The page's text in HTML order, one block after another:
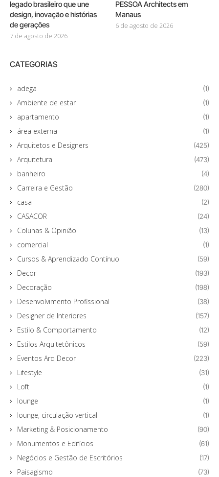
legado brasileiro que une
design, inovação e histórias
de gerações
7 de agosto de 2026
PESSOA Architects em
Manaus
6 de agosto de 2026
CATEGORIAS
adega (1)
Ambiente de estar (1)
apartamento (1)
área externa (1)
Arquitetos e Designers (425)
Arquitetura (473)
banheiro (4)
Carreira e Gestão (280)
casa (2)
CASACOR (24)
Colunas & Opinião (13)
comercial (1)
Cursos & Aprendizado Contínuo (59)
Decor (193)
Decoração (198)
Desenvolvimento Profissional (38)
Designer de Interiores (157)
Estilo & Comportamento (12)
Estilos Arquitetônicos (59)
Eventos Arq Decor (223)
Lifestyle (31)
Loft (1)
lounge (1)
lounge, circulação vertical (1)
Marketing & Posicionamento (90)
Monumentos e Edifícios (61)
Negócios e Gestão de Escritórios (17)
Paisagismo (73)